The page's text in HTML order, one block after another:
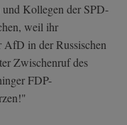
Kollegen der SPD-
weil ihr
AfD in der Russischen
Zwischenruf des
FDP-